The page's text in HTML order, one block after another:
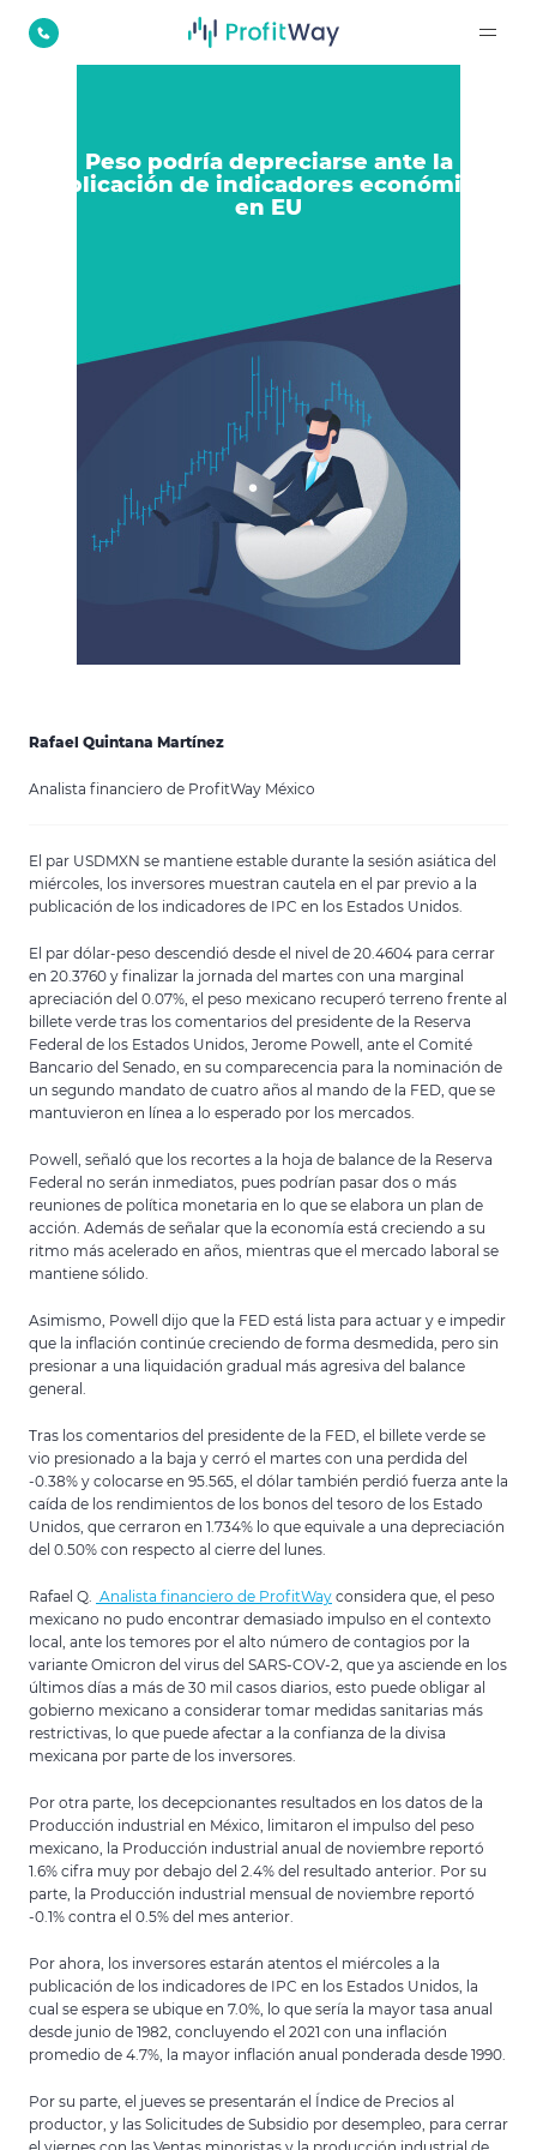
Peso podría depreciarse ante la
publicación de indicadores económicos
en EU
Rafael Quintana Martínez
Analista financiero de ProfitWay México
El par USDMXN se mantiene estable durante la sesión asiática del
miércoles, los inversores muestran cautela en el par previo a la
publicación de los indicadores de IPC en los Estados Unidos.
El par dólar-peso descendió desde el nivel de 20.4604 para cerrar
en 20.3760 y finalizar la jornada del martes con una marginal
apreciación del 0.07%, el peso mexicano recuperó terreno frente al
billete verde tras los comentarios del presidente de la Reserva
Federal de los Estados Unidos, Jerome Powell, ante el Comité
Bancario del Senado, en su comparecencia para la nominación de
un segundo mandato de cuatro años al mando de la FED, que se
mantuvieron en línea a lo esperado por los mercados.
Powell, señaló que los recortes a la hoja de balance de la Reserva
Federal no serán inmediatos, pues podrían pasar dos o más
reuniones de política monetaria en lo que se elabora un plan de
acción. Además de señalar que la economía está creciendo a su
ritmo más acelerado en años, mientras que el mercado laboral se
mantiene sólido.
Asimismo, Powell dijo que la FED está lista para actuar y e impedir
que la inflación continúe creciendo de forma desmedida, pero sin
presionar a una liquidación gradual más agresiva del balance
general.
Tras los comentarios del presidente de la FED, el billete verde se
vio presionado a la baja y cerró el martes con una perdida del
-0.38% y colocarse en 95.565, el dólar también perdió fuerza ante la
caída de los rendimientos de los bonos del tesoro de los Estado
Unidos, que cerraron en 1.734% lo que equivale a una depreciación
del 0.50% con respecto al cierre del lunes.
Rafael Q. Analista financiero de ProfitWay considera que, el peso
mexicano no pudo encontrar demasiado impulso en el contexto
local, ante los temores por el alto número de contagios por la
variante Omicron del virus del SARS-COV-2, que ya asciende en los
últimos días a más de 30 mil casos diarios, esto puede obligar al
gobierno mexicano a considerar tomar medidas sanitarias más
restrictivas, lo que puede afectar a la confianza de la divisa
mexicana por parte de los inversores.
Por otra parte, los decepcionantes resultados en los datos de la
Producción industrial en México, limitaron el impulso del peso
mexicano, la Producción industrial anual de noviembre reportó
1.6% cifra muy por debajo del 2.4% del resultado anterior. Por su
parte, la Producción industrial mensual de noviembre reportó
-0.1% contra el 0.5% del mes anterior.
Por ahora, los inversores estarán atentos el miércoles a la
publicación de los indicadores de IPC en los Estados Unidos, la
cual se espera se ubique en 7.0%, lo que sería la mayor tasa anual
desde junio de 1982, concluyendo el 2021 con una inflación
promedio de 4.7%, la mayor inflación anual ponderada desde 1990.
Por su parte, el jueves se presentarán el Índice de Precios al
productor, y las Solicitudes de Subsidio por desempleo, para cerrar